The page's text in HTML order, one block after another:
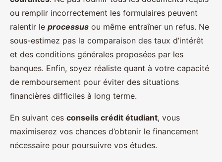
ou remplir incorrectement les formulaires peuvent
ralentir le processus ou même entraîner un refus. Ne
sous-estimez pas la comparaison des taux d’intérêt
et des conditions générales proposées par les
banques. Enfin, soyez réaliste quant à votre capacité
de remboursement pour éviter des situations
financières difficiles à long terme.
En suivant ces conseils crédit étudiant, vous
maximiserez vos chances d’obtenir le financement
nécessaire pour poursuivre vos études.